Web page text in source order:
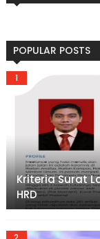
POPULAR POSTS
Kriteria Surat
HRD